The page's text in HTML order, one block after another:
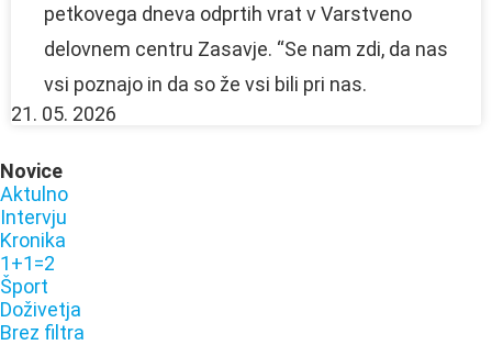
petkovega dneva odprtih vrat v Varstveno
delovnem centru Zasavje. “Se nam zdi, da nas
vsi poznajo in da so že vsi bili pri nas.
21. 05. 2026
Novice
Aktulno
Intervju
Kronika
1+1=2
Šport
Doživetja
Brez filtra